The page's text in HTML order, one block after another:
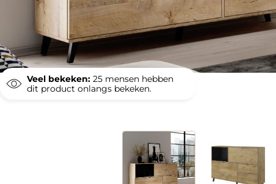
Veel bekeken: 25 mensen hebben
dit product onlangs bekeken.